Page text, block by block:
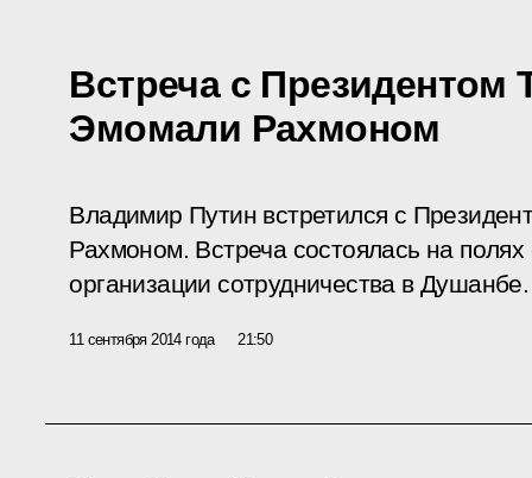
Встреча с Президентом
Эмомали Рахмоном
Владимир Путин встретился с
Рахмоном. Встреча состоялась на
организации сотрудничества в Душанбе.
11 сентября 2014 года 21:50